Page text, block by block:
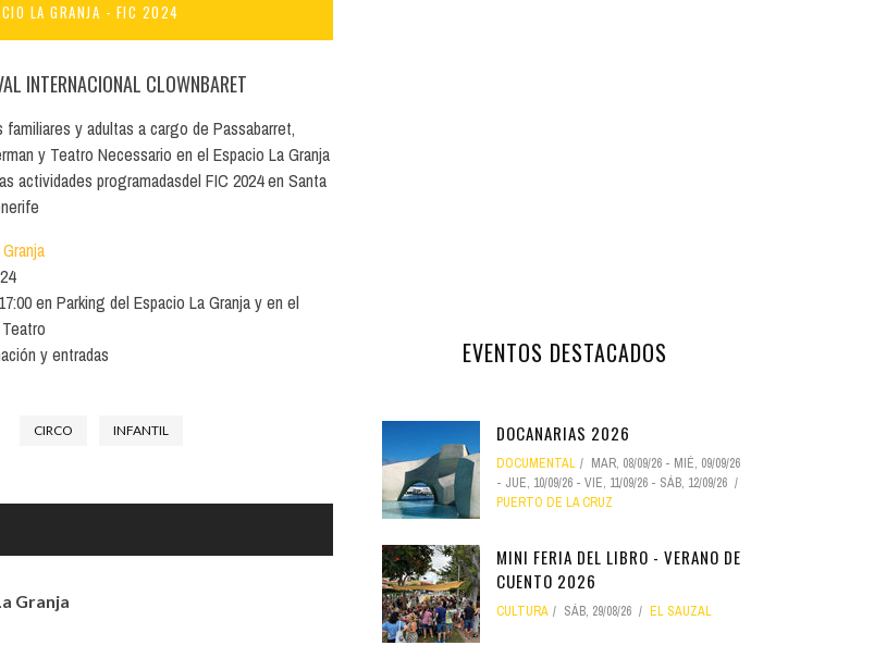
Laguna
Cultura
Deporte y Naturaleza
Gastro
Escénicas
FESTIVAL BOREAL 2026
TENERIFE PHE FESTIVAL 2026
LA GRANJA - FIC 2024
INTERNACIONAL CLOWNBARET
familiares y adultas a cargo de Passabarret,
y Teatro Necessario en el Espacio La Granja
actividades programadasdel FIC 2024 en Santa
en Parking del Espacio La Granja y en el
y entradas
CIRCO INFANTIL
Granja
EVENTOS DESTACADOS
DOCANARIAS 2026
DOCUMENTAL MAR, 08/09/26 - MIÉ, 09/09/26
- JUE, 10/09/26 - VIE, 11/09/26 - SÁB, 12/09/26
PUERTO DE LA CRUZ
MINI FERIA DEL LIBRO - VERANO DE
CUENTO 2026
CULTURA SÁB, 29/08/26 EL SAUZAL